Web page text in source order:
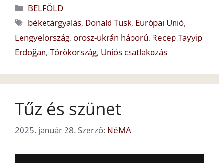
Kategória
BELFÖLD
Címkék
béketárgyalás, Donald Tusk, Európai Unió,
Lengyelország, orosz-ukrán háború, Recep Tayyip
Erdoğan, Törökország, Uniós csatlakozás
Tűz és szünet
2025. január 28. Szerző: NéMA